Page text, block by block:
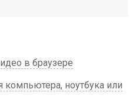
в браузере
компьютера, ноутбука или